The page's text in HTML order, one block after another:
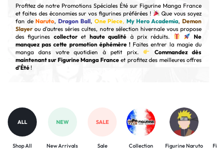
Profitez de notre Promotions Spéciales Été sur Figurine Manga France
et faites des économies sur vos figurines préférées !
Que vous soyez
fan deNaruto,Dragon Ball, One Piece, My Hero Academia,Demon
Slayerou d'autres séries cultes, notre sélection hivernale vous propose
des figurines collectoret haute qualité à prix réduits.
Ne
manquez pas cette promotion éphémère ! Faites entrer la magie du
manga dans votre quotidien à petit prix.
Commandez dès
maintenant sur Figurine Manga Franceet profitez des meilleures offres
d'Été!
ALL
Shop All
NEW
New Arrivals
SALE
Sale Collection Figurine Naruto